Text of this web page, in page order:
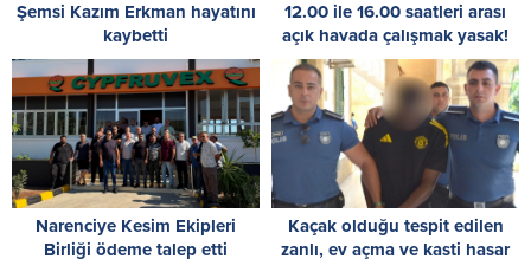
Şemsi Kazım Erkman hayatını
kaybetti
12.00 ile 16.00 saatleri arası
açık havada çalışmak yasak!
Narenciye Kesim Ekipleri
Birliği ödeme talep etti
Kaçak olduğu tespit edilen
zanlı, ev açma ve kasti hasar